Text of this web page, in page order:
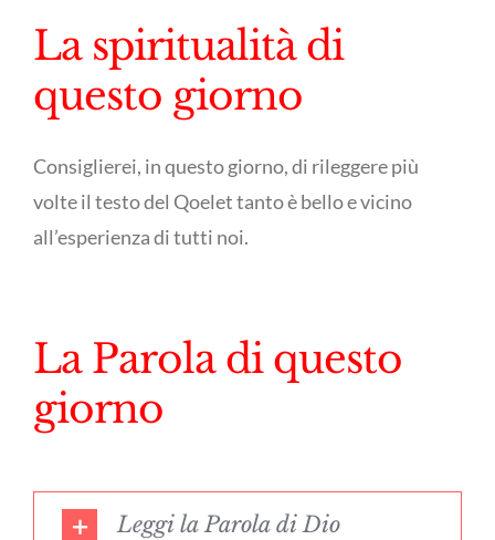
La spiritualità di
questo giorno
Consiglierei, in questo giorno, di rileggere più
volte il testo del Qoelet tanto è bello e vicino
all’esperienza di tutti noi.
La Parola di questo
giorno
Leggi la Parola di Dio